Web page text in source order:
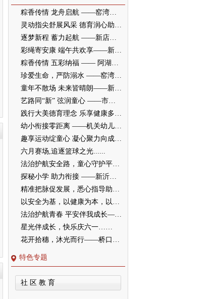
粽香传情 龙舟启航 ——窑湾镇中心幼儿园中班开展端午节赛龙舟活动
灵动指尖舒展风采 德育润心助力成长——墨河中心小学举行五年级桌面操展示活动
逐梦新程 蓄力起航 ——新店中学举行八升九成长奋进仪式
彩绳寄安康 端午共欢享——新沂市合沟镇中心幼儿园开展端午节活动
粽香传情 五彩纳福 —— 阿湖镇墩新小学开展端午主题民俗活动
珍爱生命，严防溺水 ——窑湾镇王楼幼儿园开展防溺水安全演练活动
童年不散场 未来皆晴朗——新沂市合沟镇中心幼儿园举行大班毕业典礼活动
艺路同“新” 弦润童心 ——市音协二胡美育活动走进新店中学
践行大美德育理念 乐享健康多彩童年
幼小衔接零距离 ——机关幼儿园大班萌娃“探秘”小学初体验
趣享运动绽童心 凝心聚力向成长——记高流镇中心小学趣味运动会
六月赛场,追逐篮球之光......
法治护航安全路，童心守护平安园——窑湾镇中心幼儿园开展“安全生产月”系列活动
探秘小学 助力衔接 ——新沂市新安幼儿园开展幼小衔接活动
精准把脉促发展，悉心指导助提升 ——教师发展中心领导莅临我校指导工作
以安全为基，以健康为本，以红色铸魂——窑湾镇中心幼儿园家长半日开放活动小记
法治护航青春 平安伴我成长——新沂市八一实验学校开展法治专题报告会
星光伴成长，快乐庆六一……
花开拾穗，沐光而行——桥口小学“大美德育之家校和美”暨2022级十岁成长仪式圆满举行
特色专题
社 区 教 育